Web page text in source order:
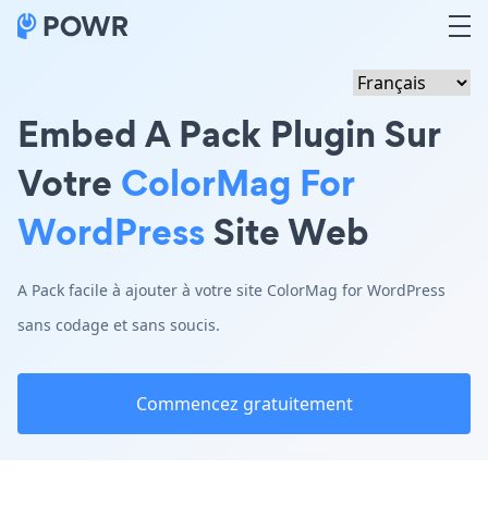
Embed A Pack Plugin Sur
Votre ColorMag For
WordPressSite Web
A Pack facile à ajouter à votre site ColorMag for WordPress
sans codage et sans soucis.
Commencez gratuitement